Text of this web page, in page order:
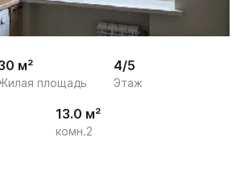
25
м²
площадь
4/5
Этаж
13.0 м²
комн.2